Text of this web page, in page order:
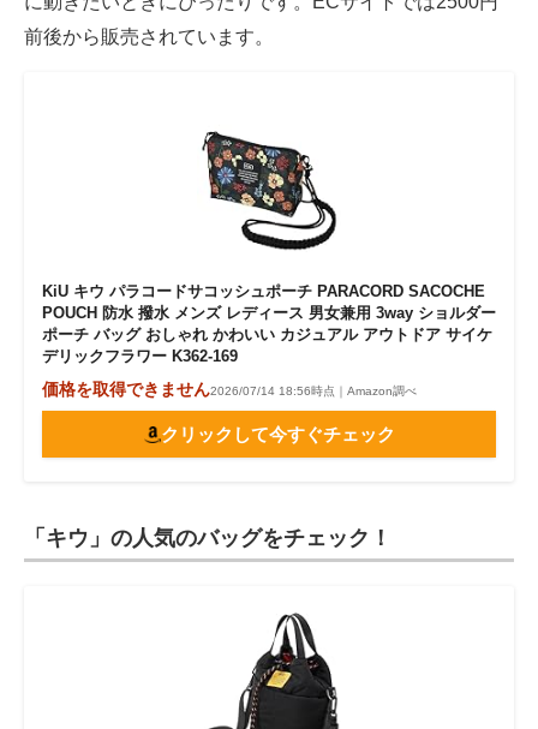
前後から販売されています。
KiU キウ パラコードサコッシュポーチ PARACORD SACOCHE
POUCH 防水 撥水 メンズ レディース 男女兼用 3way ショルダー
ポーチ バッグ おしゃれ かわいい カジュアル アウトドア サイケ
デリックフラワー K362-169
価格を取得できません2026/07/14 18:56時点｜Amazon調べ
クリックして今すぐチェック
「キウ」の人気のバッグをチェック！